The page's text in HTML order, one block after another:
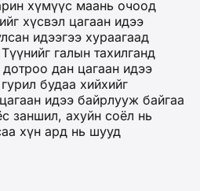
хүмүүс маань очоод
хүсвэл цагаан идээ
идээгээ хураагаад
галын тахилганд
дан цагаан идээ
будаа хийхийг
идээ байрлууж байгаа
заншил, ахуйн соёл нь
хүн ард нь шууд